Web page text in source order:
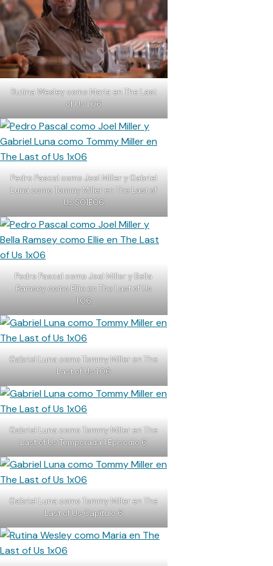
Rutina Wesley como Maria en The Last
of Us 1.06
Pedro Pascal como Joel Miller y Gabriel
Luna como Tommy Miller en The Last of
Us S01E06
Pedro Pascal como Joel Miller y Bella
Ramsey como Ellie en The Last of Us
1.06
Gabriel Luna como Tommy Miller en The
Last of Us 1.06
Gabriel Luna como Tommy Miller en The
Last of Us Temporada 1 Episodio 6
Gabriel Luna como Tommy Miller en The
Last of Us Capítulo 6